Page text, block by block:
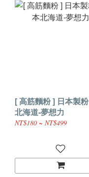
[ 高筋麵粉 ] 日本製粉 日本
北海道-夢想力
NT$180 ~ NT$499